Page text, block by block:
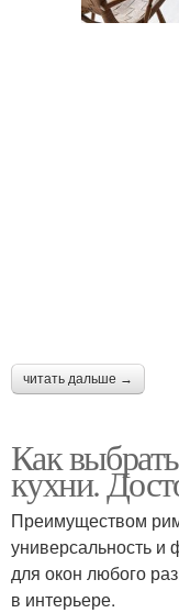
читать дальше →
Как
кухни.
Преимуществом
универсальность и
для окон любого
в интерьере.